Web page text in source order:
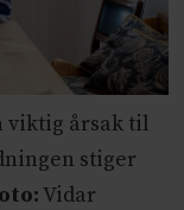
viktig årsak til
stiger
Vidar